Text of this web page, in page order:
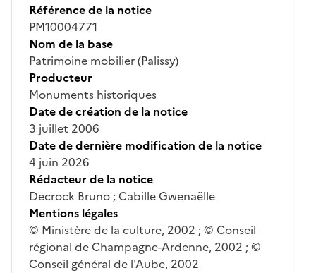
Référence de la notice
PM10004771
Nom de la base
Patrimoine mobilier (Palissy)
Producteur
Monuments historiques
Date de création de la notice
3 juillet 2006
Date de dernière modification de la notice
4 juin 2026
Rédacteur de la notice
Decrock Bruno ; Cabille Gwenaëlle
Mentions légales
© Ministère de la culture, 2002 ; © Conseil
régional de Champagne-Ardenne, 2002 ; ©
Conseil général de l'Aube, 2002